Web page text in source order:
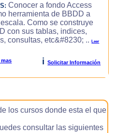
Conocer a fondo Access
herramienta de BBDD a
Como se construye
con sus tablas, indices,
consultas, etc&#8230; ..Leer
mas i Solicitar Información
los cursos donde esta el que
consultar las siguientes